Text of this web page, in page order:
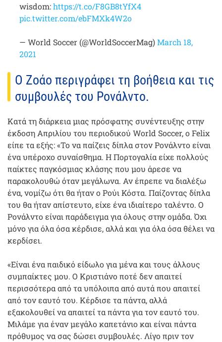
wisdom:https://t.co/F8GB8tYfX4
pic.twitter.com/ebFMXk4W2o
— World Soccer (@WorldSoccerMag)March 18,
2021
Ο Ζοάο περιγράφει τη βοήθεια και τις
συμβουλές του Ρονάλντο.
Κατά τη διάρκεια μιας πρόσφατης συνέντευξης στην
έκδοση Απριλίου του περιοδικού World Soccer, ο Felix
είπε τα εξής: «Το να παίζεις δίπλα στον Ρονάλντο είναι
ένα υπέροχο συναίσθημα. Η Πορτογαλία είχε πολλούς
παίκτες παγκόσμιας κλάσης που μου άρεσε να
παρακολουθώ όταν μεγάλωνα. Αν έπρεπε να διαλέξω
ένα, νομίζω ότι θα ήταν ο Ρούι Κόστα. Παίζοντας δίπλα
του θα ήταν απίστευτο, είχε ένα ιδιαίτερο ταλέντο. Ο
Ρονάλντο είναι παράδειγμα για όλους στην ομάδα. Όχι
μόνο για όλα όσα κέρδισε, αλλά και για όλα όσα θέλει να
κερδίσει.
«Είναι ένα παιδικό είδωλο για μένα και τους άλλους
συμπαίκτες μου. Ο Κριστιάνο ποτέ δεν απαιτεί
περισσότερα από τα υπόλοιπα από αυτά που απαιτεί
από τον εαυτό του. Κέρδισε τα πάντα, αλλά
εξακολουθεί να απαιτεί τα πάντα για τον εαυτό του.
Μιλάμε για έναν μεγάλο καπετάνιο και είναι πάντα
πρόθυμος να σας δώσει συμβουλές. Λίγο πριν τον